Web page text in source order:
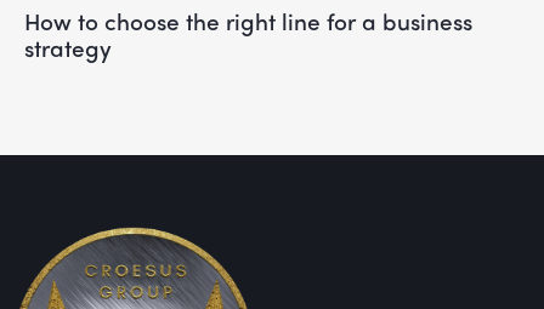
How to choose the right line for a business
strategy